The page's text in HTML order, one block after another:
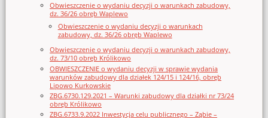
Obwieszczenie o wydaniu decyzji o warunkach zabudowy,
dz. 36/26 obręb Waplewo
Obwieszczenie o wydaniu decyzji o warunkach
zabudowy, dz. 36/26 obręb Waplewo
Obwieszczenie o wydaniu decyzji o warunkach zabudowy,
dz. 73/10 obręb Królikowo
OBWIESZCZENIE o wydaniu decyzji w sprawie wydania
warunków zabudowy dla działek 124/15 i 124/16, obręb
Lipowo Kurkowskie
ZBG.6730.129.2021 – Warunki zabudowy dla działki nr 73/24
obręb Królikowo
ZBG.6733.9.2022 Inwestycja celu publicznego – Ząbie –